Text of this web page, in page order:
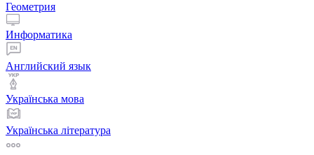
Геометрия
Информатика
Английский язык
Українська мова
Українська література